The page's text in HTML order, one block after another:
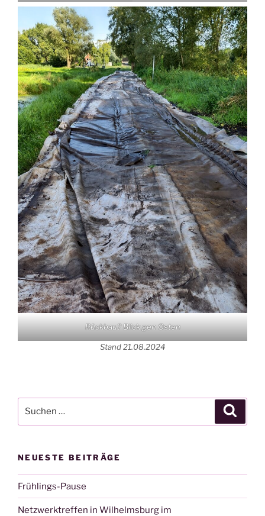
Rückbau? Blick gen Osten
Stand 21.08.2024
nach:
NEUESTE BEITRÄGE
Frühlings-Pause
Netzwerktreffen in Wilhelmsburg im